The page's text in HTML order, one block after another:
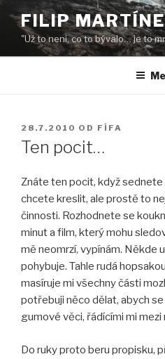
Přejít
obsahu
webu
FILIP
"Už to není, co to bývalo… je to
PUBLIKOVÁNO
28.7.2010 OD FÍFA
Ten pocit…
Znáte ten pocit, když
chcete kreslit, ale prostě to
činnosti. Rozhodnete se
minut a film, který mohu
mě neomrzí, vypínám. Někde
pohybuje. Tahle rudá
masíruje mi všechny části
potřebuji něco dělat, abych
gumové věci, řádícími mi
Do ruky proto beru propisku,